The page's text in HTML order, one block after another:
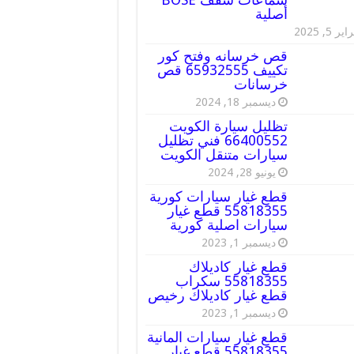
أصلية
5, 2025
قص خرسانه وفتح كور
تكييف 65932555 قص
خرسانات
ديسمبر 18, 2024
تظليل سيارة الكويت
66400552 فني تظليل
سيارات متنقل الكويت
يونيو 28, 2024
قطع غيار سيارات كورية
55818355 قطع غيار
سيارات اصلية كورية
ديسمبر 1, 2023
قطع غيار كاديلاك
55818355 سكراب
قطع غيار كاديلاك رخيص
ديسمبر 1, 2023
قطع غيار سيارات المانية